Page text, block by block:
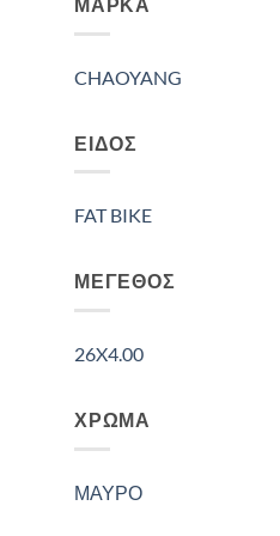
ΜΆΡΚΑ
CHAOYANG
ΕΊΔΟΣ
FAT BIKE
ΜΈΓΕΘΟΣ
26X4.00
ΧΡΏΜΑ
ΜΑΥΡΟ